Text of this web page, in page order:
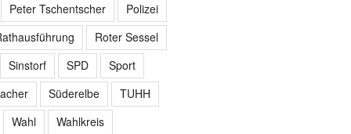
Peter Tschentscher
Polizei
Roter Sessel
Sinstorf
SPD
Sport
Süderelbe
TUHH
Wahl
Wahlkreis